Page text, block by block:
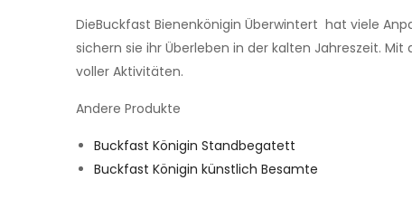
DieBuckfast Bienenkönigin Überwintert hat viele
sichern sie ihr Überleben in der kalten Jahreszeit.
voller Aktivitäten.
Andere Produkte
Buckfast Königin Standbegatett
Buckfast Königin künstlich Besamte